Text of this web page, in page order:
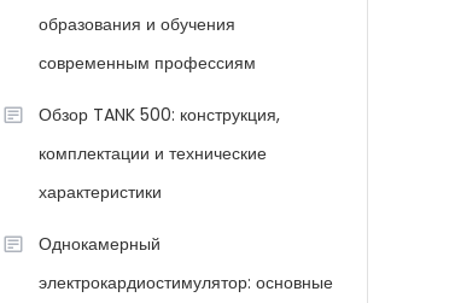
образования и обучения
современным профессиям
Обзор TANK 500: конструкция,
комплектации и технические
характеристики
Однокамерный
электрокардиостимулятор: основные